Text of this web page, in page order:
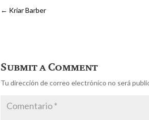
← Kriar Barber
Submit a Comment
Tu dirección de correo electrónico no será